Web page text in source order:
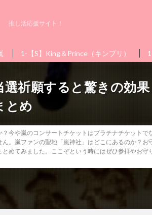
推し活応援サイト！
1-【S】King＆Prince（キンプリ）
選祈願すると驚きの効果
とめ
今や嵐のコンサートチケットはプラチナチケットで
。嵐ファンの聖地「嵐神社」はどこにあるのか？お
めてみました。ここぞという時にはぜひ参拝やお守